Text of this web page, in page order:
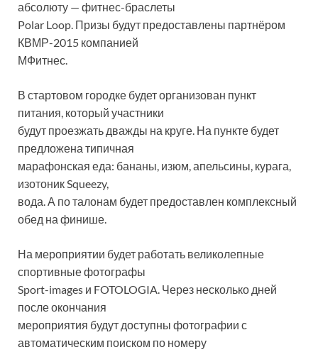
абсолюту — фитнес-браслеты
Polar Loop. Призы будут предоставлены партнёром
КВМР-2015 компанией
МФитнес.
В стартовом городке будет организован пункт
питания, который участники
будут проезжать дважды на круге. На пункте будет
предложена типичная
марафонская еда: бананы, изюм, апельсины, курага,
изотоник Squeezy,
вода. А по талонам будет предоставлен комплексный
обед на финише.
На мероприятии будет работать великолепные
спортивные фотографы
Sport-images и FOTOLOGIA. Через несколько дней
после окончания
мероприятия будут доступны фотографии с
автоматическим поиском по номеру